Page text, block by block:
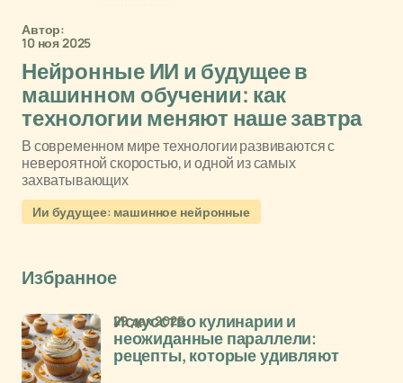
Автор:
10 ноя 2025
Нейронные ИИ и будущее в
машинном обучении: как
технологии меняют наше завтра
В современном мире технологии развиваются с
невероятной скоростью, и одной из самых
захватывающих
Ии будущее: машинное нейронные
Избранное
Искусство кулинарии и
неожиданные параллели:
рецепты, которые удивляют
29 дек 2025